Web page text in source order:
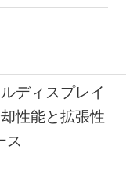
ディスプレイ
性能と拡張性
ス